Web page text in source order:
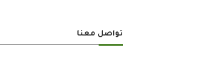
تواصل معنا